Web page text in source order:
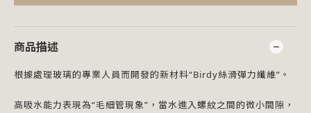
商品描述
根據處理玻璃的專業人員而開發的新材料“Birdy絲滑彈力纖維”。
高吸水能力表現為“毛細管現象”，當水進入螺紋之間的微小間隙，